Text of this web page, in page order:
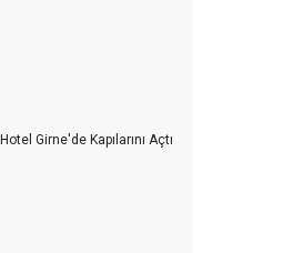
Girne'de Kapılarını Açtı